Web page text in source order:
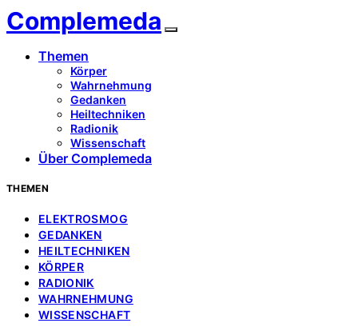
Complemeda
Themen
Körper
Wahrnehmung
Gedanken
Heiltechniken
Radionik
Wissenschaft
Über Complemeda
THEMEN
ELEKTROSMOG
GEDANKEN
HEILTECHNIKEN
KÖRPER
RADIONIK
WAHRNEHMUNG
WISSENSCHAFT